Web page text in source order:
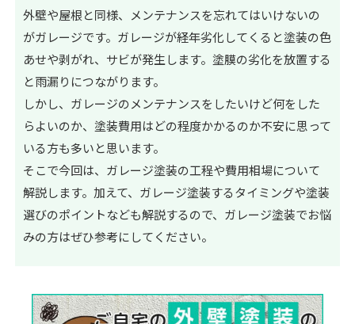
外壁や屋根と同様、メンテナンスを忘れてはいけないの
がガレージです。ガレージが経年劣化してくると塗装の色
あせや剥がれ、サビが発生します。塗膜の劣化を放置する
と雨漏りにつながります。
しかし、ガレージのメンテナンスをしたいけど何をした
らよいのか、塗装費用はどの程度かかるのか不安に思って
いる方も多いと思います。
そこで今回は、ガレージ塗装の工程や費用相場について
解説します。加えて、ガレージ塗装するタイミングや塗装
選びのポイントなども解説するので、ガレージ塗装でお悩
みの方はぜひ参考にしてください。